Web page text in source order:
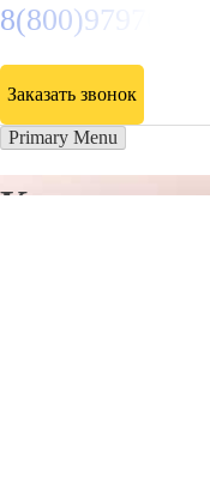
8(800)9797043
Заказать звонок
Primary Menu
Курсы